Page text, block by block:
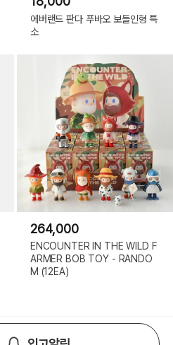
에버랜드 판다 푸바오 보들인형 특
소
264,000
ENCOUNTER IN THE WILD F
ARMER BOB TOY - RANDO
M (12EA)